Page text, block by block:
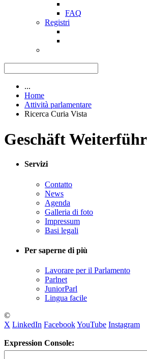
FAQ
Registri
...
Home
Attività parlamentare
Ricerca Curia Vista
Geschäft
Servizi
Contatto
News
Agenda
Galleria di foto
Impressum
Basi legali
Per saperne di più
Lavorare per il Parlamento
Parlnet
JuniorParl
Lingua facile
©
X LinkedIn FacebookYouTube Instagram
Expression Console: